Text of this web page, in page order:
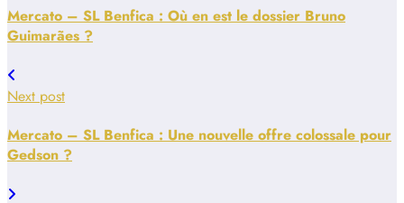
Mercato – SL Benfica : Où en est le dossier Bruno
Guimarães ?
Next post
Mercato – SL Benfica : Une nouvelle offre colossale pour
Gedson ?